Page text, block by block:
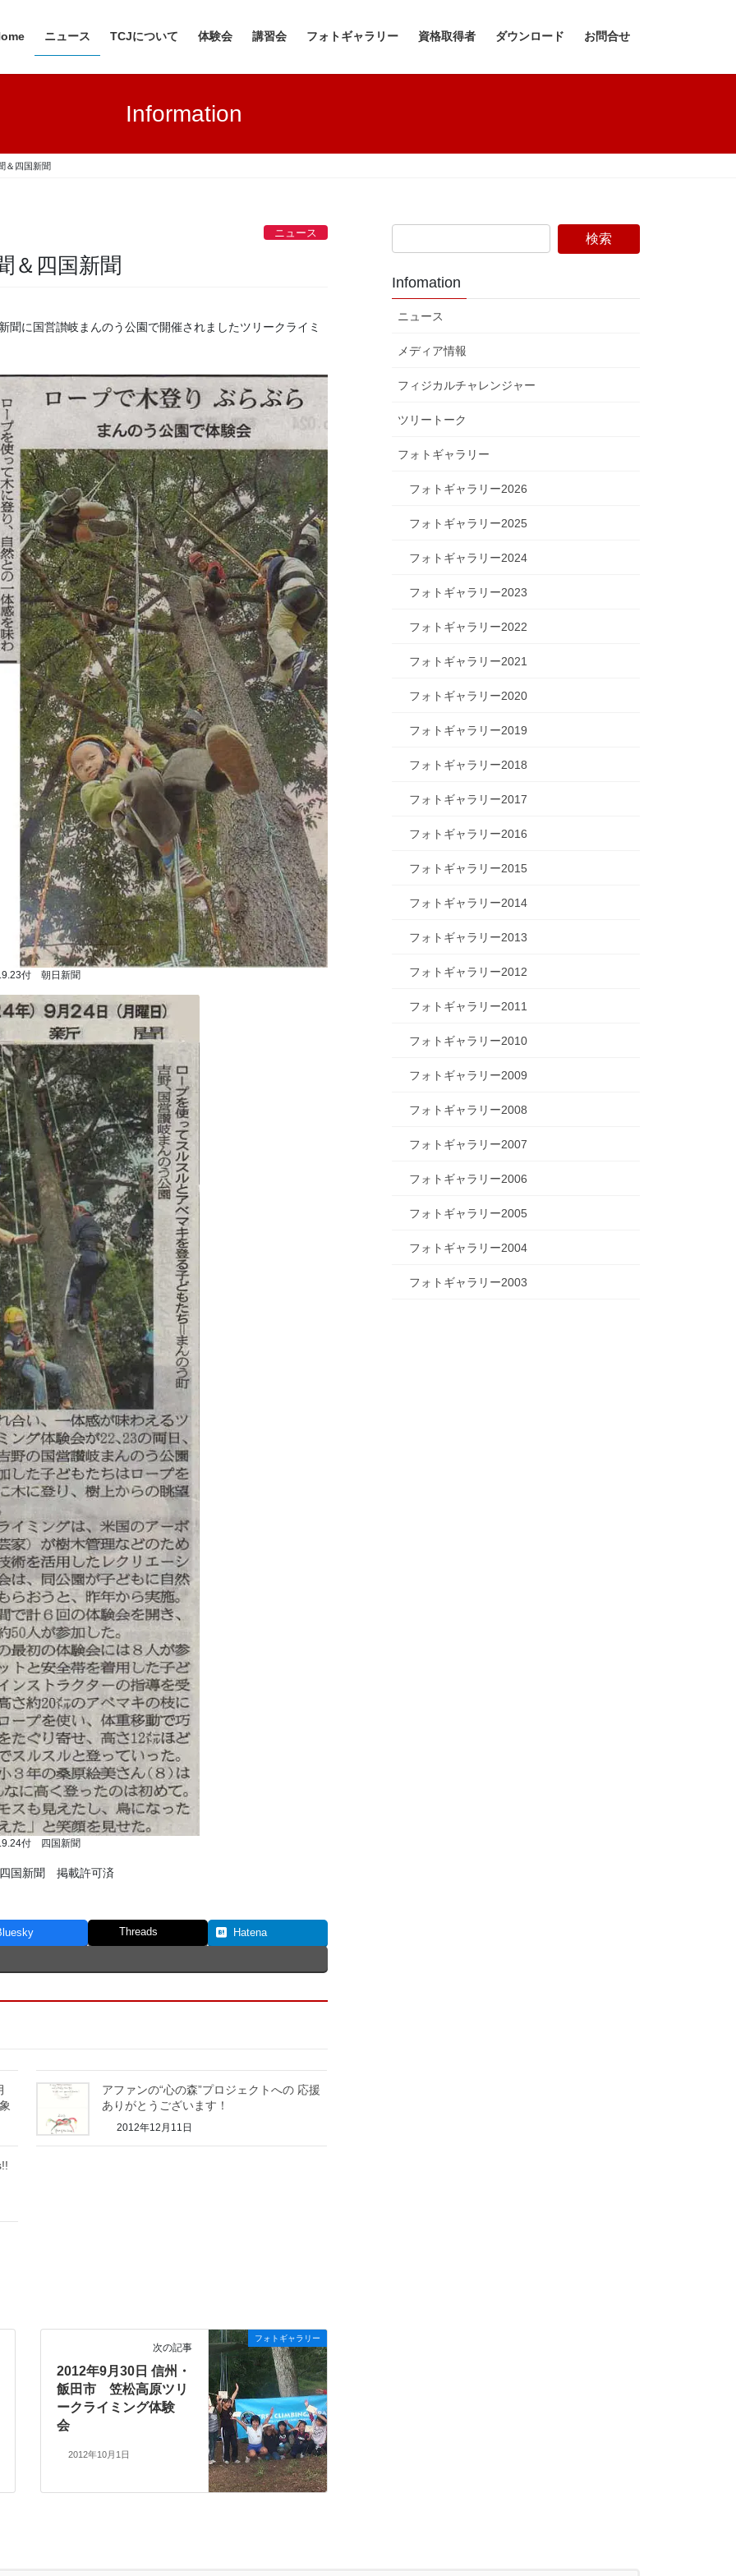
ニュース TCJについて 体験会 講習会 フォトギャラリー 資格取得者 ダウンロード お問合せ
Information
＆四国新聞
ニュース
＆四国新聞
に国営讃岐まんのう公園で開催されましたツリークライミ
付 朝日新聞
付 四国新聞
国新聞 掲載許可済
Threads Hatena
アファンの“心の森”プロジェクトへの 応援
ありがとうございます！
2012年12月11日
フォトギャラリー
次の記事
2012年9月30日 信州・
飯田市 笠松高原ツリ
ークライミング体験
会
2012年10月1日
Infomation
ニュース
メディア情報
フィジカルチャレンジャー
ツリートーク
フォトギャラリー
フォトギャラリー2026
フォトギャラリー2025
フォトギャラリー2024
フォトギャラリー2023
フォトギャラリー2022
フォトギャラリー2021
フォトギャラリー2020
フォトギャラリー2019
フォトギャラリー2018
フォトギャラリー2017
フォトギャラリー2016
フォトギャラリー2015
フォトギャラリー2014
フォトギャラリー2013
フォトギャラリー2012
フォトギャラリー2011
フォトギャラリー2010
フォトギャラリー2009
フォトギャラリー2008
フォトギャラリー2007
フォトギャラリー2006
フォトギャラリー2005
フォトギャラリー2004
フォトギャラリー2003